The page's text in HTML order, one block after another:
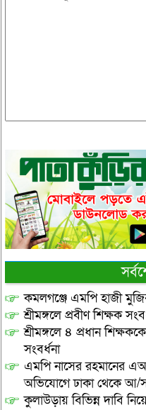
কমলগঞ্জে এমপি হাজী
শ্রীমঙ্গলে প্রবীণ শিক্ষক
শ্রীমঙ্গলে ৪ প্রধান
সংবর্ধনা
এমপি নাসের রহমানের
অভিযোগে ঢাকা থেকে আ/
কুলাউড়ায় বিভিন্ন দাবি